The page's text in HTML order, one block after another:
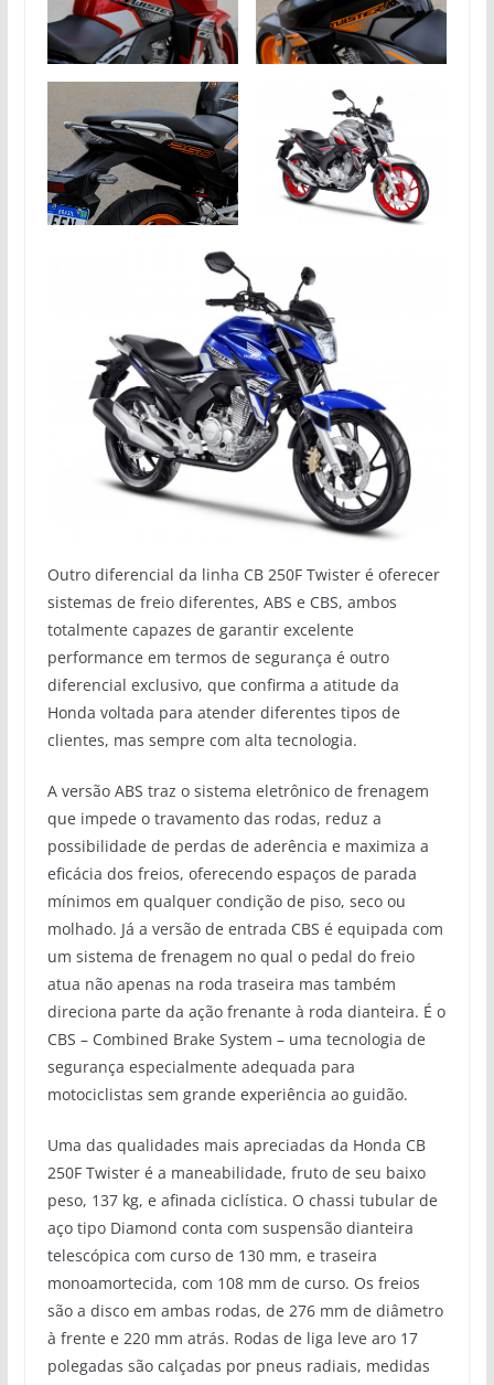
Outro diferencial da linha CB 250F Twister é oferecer
sistemas de freio diferentes, ABS e CBS, ambos
totalmente capazes de garantir excelente
performance em termos de segurança é outro
diferencial exclusivo, que confirma a atitude da
Honda voltada para atender diferentes tipos de
clientes, mas sempre com alta tecnologia.
A versão ABS traz o sistema eletrônico de frenagem
que impede o travamento das rodas, reduz a
possibilidade de perdas de aderência e maximiza a
eficácia dos freios, oferecendo espaços de parada
mínimos em qualquer condição de piso, seco ou
molhado. Já a versão de entrada CBS é equipada com
um sistema de frenagem no qual o pedal do freio
atua não apenas na roda traseira mas também
direciona parte da ação frenante à roda dianteira. É o
CBS – Combined Brake System – uma tecnologia de
segurança especialmente adequada para
motociclistas sem grande experiência ao guidão.
Uma das qualidades mais apreciadas da Honda CB
250F Twister é a maneabilidade, fruto de seu baixo
peso, 137 kg, e afinada ciclística. O chassi tubular de
aço tipo Diamond conta com suspensão dianteira
telescópica com curso de 130 mm, e traseira
monoamortecida, com 108 mm de curso. Os freios
são a disco em ambas rodas, de 276 mm de diâmetro
à frente e 220 mm atrás. Rodas de liga leve aro 17
polegadas são calçadas por pneus radiais, medidas